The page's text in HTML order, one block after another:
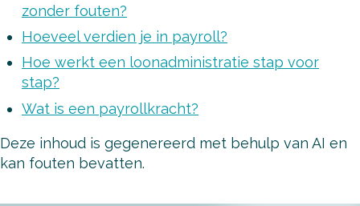
zonder fouten?
Hoeveel verdien je in payroll?
Hoe werkt een loonadministratie stap voor
stap?
Wat is een payrollkracht?
Deze inhoud is gegenereerd met behulp van AI en
kan fouten bevatten.